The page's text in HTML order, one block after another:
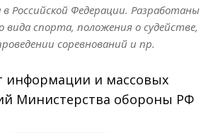
Российской Федерации. Разработаны
вида спорта, положения о судействе,
соревнований и пр.
информации и массовых
Министерства обороны РФ